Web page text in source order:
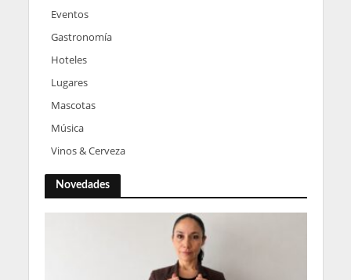
Eventos
Gastronomía
Hoteles
Lugares
Mascotas
Música
Vinos & Cerveza
Novedades